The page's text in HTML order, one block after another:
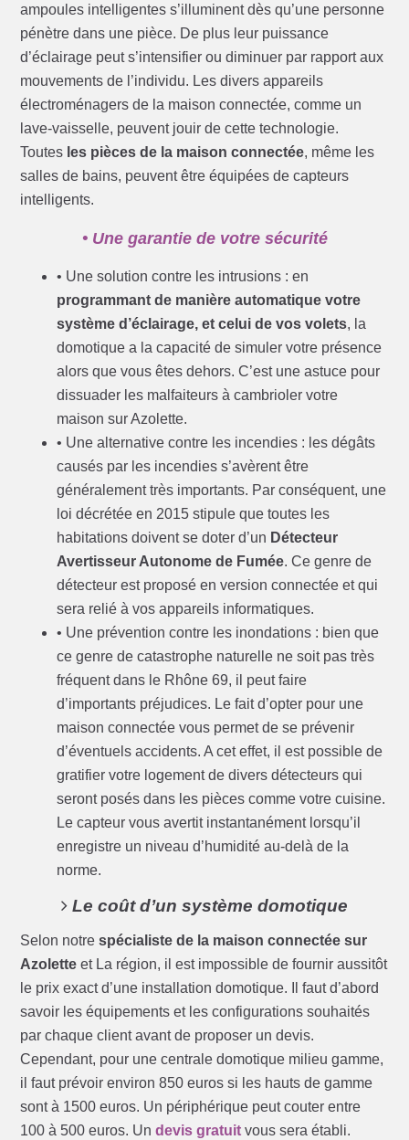
ampoules intelligentes s’illuminent dès qu’une personne
pénètre dans une pièce. De plus leur puissance
d’éclairage peut s’intensifier ou diminuer par rapport aux
mouvements de l’individu. Les divers appareils
électroménagers de la maison connectée, comme un
lave-vaisselle, peuvent jouir de cette technologie.
Toutes les pièces de la maison connectée, même les
salles de bains, peuvent être équipées de capteurs
intelligents.
• Une garantie de votre sécurité
• Une solution contre les intrusions : en
programmant de manière automatique votre
système d’éclairage, et celui de vos volets, la
domotique a la capacité de simuler votre présence
alors que vous êtes dehors. C’est une astuce pour
dissuader les malfaiteurs à cambrioler votre
maison sur Azolette.
• Une alternative contre les incendies : les dégâts
causés par les incendies s’avèrent être
généralement très importants. Par conséquent, une
loi décrétée en 2015 stipule que toutes les
habitations doivent se doter d’un Détecteur
Avertisseur Autonome de Fumée. Ce genre de
détecteur est proposé en version connectée et qui
sera relié à vos appareils informatiques.
• Une prévention contre les inondations : bien que
ce genre de catastrophe naturelle ne soit pas très
fréquent dans le Rhône 69, il peut faire
d’importants préjudices. Le fait d’opter pour une
maison connectée vous permet de se prévenir
d’éventuels accidents. A cet effet, il est possible de
gratifier votre logement de divers détecteurs qui
seront posés dans les pièces comme votre cuisine.
Le capteur vous avertit instantanément lorsqu’il
enregistre un niveau d’humidité au-delà de la
norme.
Le coût d’un système domotique
Selon notrespécialiste de la maison connectée sur
Azolette et La région, il est impossible de fournir aussitôt
le prix exact d’une installation domotique. Il faut d’abord
savoir les équipements et les configurations souhaités
par chaque client avant de proposer un devis.
Cependant, pour une centrale domotique milieu gamme,
il faut prévoir environ 850 euros si les hauts de gamme
sont à 1500 euros. Un périphérique peut couter entre
100 à 500 euros. Undevis gratuit vous sera établi.